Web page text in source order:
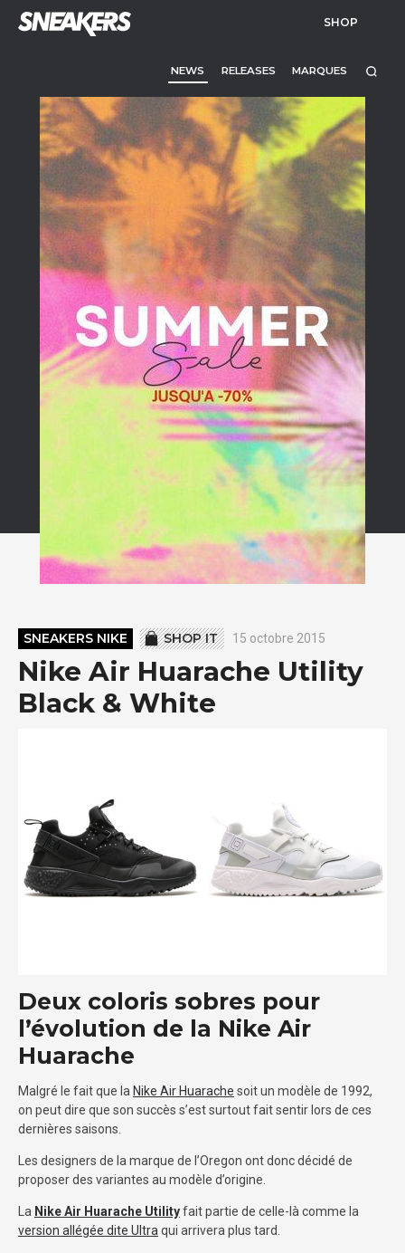
SHOP
NEWS RELEASES MARQUES
SNEAKERS NIKE SHOP IT 15 octobre 2015
Nike Air Huarache Utility
Black & White
Deux coloris sobres pour
l’évolution de la Nike Air
Huarache
Malgré le fait que la Nike Air Huarache soit un modèle de 1992,
on peut dire que son succès s’est surtout fait sentir lors de ces
dernières saisons.
Les designers de la marque de l’Oregon ont donc décidé de
proposer des variantes au modèle d’origine.
La Nike Air Huarache Utilityfait partie de celle-là comme la
version allégée dite Ultra qui arrivera plus tard.